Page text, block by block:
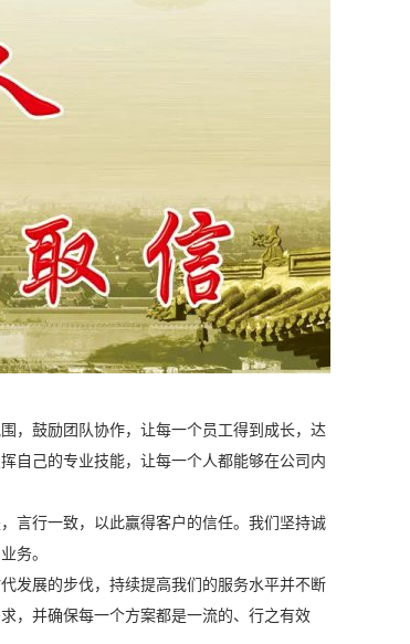
，鼓励团队协作，让每一个员工得到成长，达
自己的专业技能，让每一个人都能够在公司内
言行一致，以此赢得客户的信任。我们坚持诚
务。
发展的步伐，持续提高我们的服务水平并不断
，并确保每一个方案都是一流的、行之有效